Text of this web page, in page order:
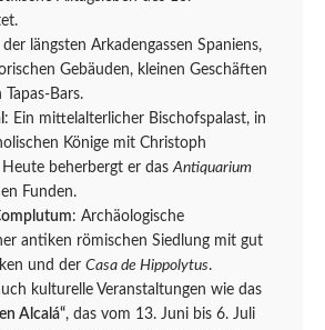
der längsten Arkadengassen Spaniens,
Gebäuden, kleinen Geschäften
Bars.
: Ein mittelalterlicher Bischofspalast, in
Könige mit Christoph
beherbergt er dasAntiquarium
Funden.
: Archäologische
antiken römischen Siedlung mit gut
und der Casa de Hippolytus.
kulturelle Veranstaltungen wie das
Alcalá“, das vom 13. Juni bis 6. Juli